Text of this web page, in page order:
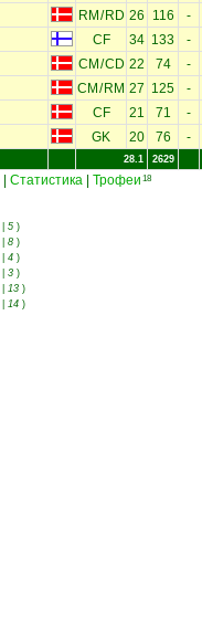
RM /RD 26 116 -
CF 34 133 -
CM /CD 22 74 -
CM / RM 27 125 -
CF 21 71 -
GK 20 76 -
28.1 2629
Статистика Трофеи 18
5 )
8 )
4 )
3 )
13 )
14 )